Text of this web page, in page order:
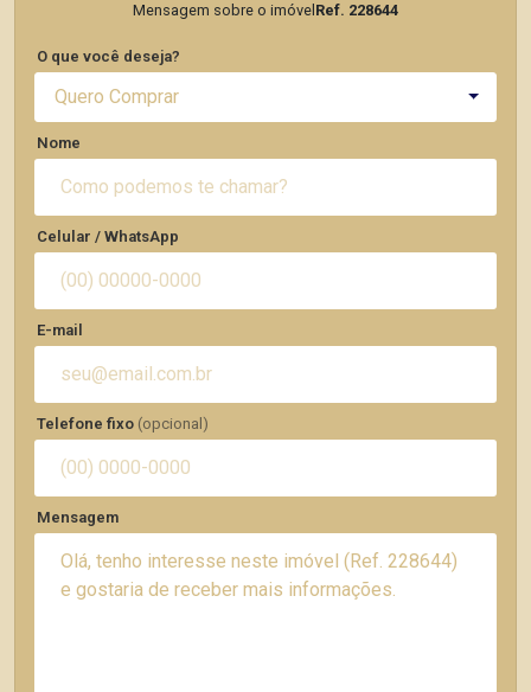
Mensagem sobre o imóvel Ref. 228644
O que você deseja?
Quero Comprar
Nome
Celular / WhatsApp
E-mail
Telefone fixo (opcional)
Mensagem